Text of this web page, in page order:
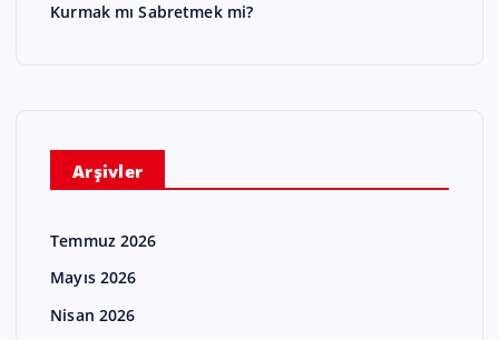
Kurmak mı Sabretmek mi?
Arşivler
Temmuz 2026
Mayıs 2026
Nisan 2026